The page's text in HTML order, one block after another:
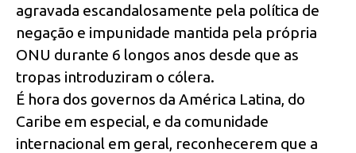
agravada escandalosamente pela política de
negação e impunidade mantida pela própria
ONU durante 6 longos anos desde que as
tropas introduziram o cólera.
É hora dos governos da América Latina, do
Caribe em especial, e da comunidade
internacional em geral, reconhecerem que a